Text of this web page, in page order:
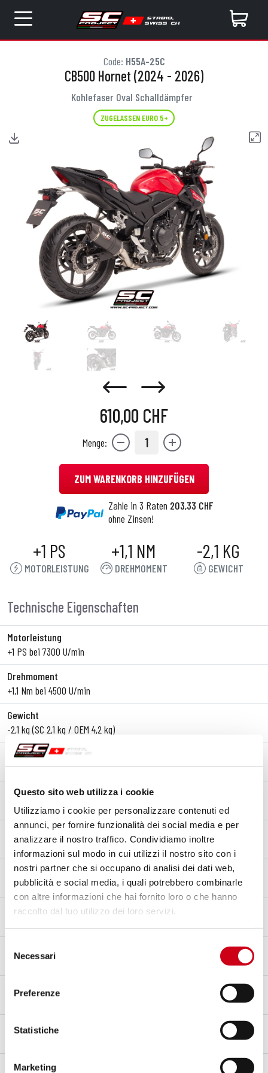
Questo sito web utilizza i cookie
Utilizziamo i cookie per personalizzare contenuti ed
annunci, per fornire funzionalità dei social media e per
analizzare il nostro traffico. Condividiamo inoltre
informazioni sul modo in cui utilizzi il nostro sito con i
nostri partner che si occupano di analisi dei dati web,
pubblicità e social media, i quali potrebbero combinarle
con altre informazioni che hai fornito loro o che hanno
raccolto dal tuo utilizzo dei loro servizi.
delNecessari
Preferenze
Statistiche
Marketing
Code: H55A-25C
CB500 Hornet (2024 - 2026)
Kohlefaser Oval Schalldämpfer
ZUGELASSEN EURO 5+
610,00 CHF
Menge: 1
ZUM WARENKORB HINZUFÜGEN
Zahle in 3 Raten 203,33 CHF
ohne Zinsen!
+1 PS
MOTORLEISTUNG
+1,1 NM
DREHMOMENT
-2,1 KG
GEWICHT
Technische Eigenschaften
Motorleistung
+1 PS bei 7300 U/min
Drehmoment
+1,1 Nm bei 4500 U/min
Gewicht
-2,1 kg (SC 2,1 kg / OEM 4,2 kg)
Typ
Slip-On
Körpermaterial
Kohlefaser
Endkappenmaterial
Kohlefaser
Verbindungsrohrmaterial
Edelstahl AISI 304
Befestigungsart
Ja - Für den Straßenverkehr zugelassen - Euro 5+
Typgenehmigungsbogen
Anmerkungen